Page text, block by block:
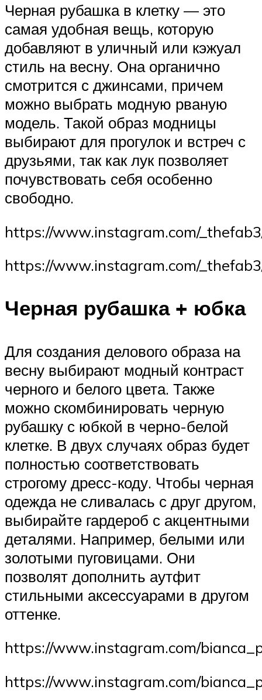
Черная рубашка в клетку — это
самая удобная вещь, которую
добавляют в уличный или кэжуал
стиль на весну. Она органично
смотрится с джинсами, причем
можно выбрать модную рваную
модель. Такой образ модницы
выбирают для прогулок и встреч с
друзьями, так как лук позволяет
почувствовать себя особенно
свободно.
https://www.instagram.com/
https://www.instagram.com/
Черная рубашка + юбка
Для создания делового образа на
весну выбирают модный контраст
черного и белого цвета. Также
можно скомбинировать черную
рубашку с юбкой в черно-белой
клетке. В двух случаях образ будет
полностью соответствовать
строгому дресс-коду. Чтобы черная
одежда не сливалась с друг другом,
выбирайте гардероб с акцентными
деталями. Например, белыми или
золотыми пуговицами. Они
позволят дополнить аутфит
стильными аксессуарами в другом
оттенке.
https://www.instagram.com/
https://www.instagram.com/